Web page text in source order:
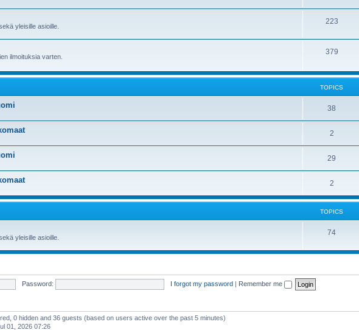
yleisille asioille.
223
ilmoituksia varten.
379
TOPICS
38
2
29
2
TOPICS
yleisille asioille.
74
Password: I forgot my password | Remember me
0 hidden and 36 guests (based on users active over the past 5 minutes)
01, 2026 07:26